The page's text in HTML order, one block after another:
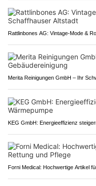
Rattlinbones AG: Vintage-Mode &
Merita Reinigungen GmbH – Ihr
KEG GmbH: Energieeffizienz
Forni Medical: Hochwertige Artikel